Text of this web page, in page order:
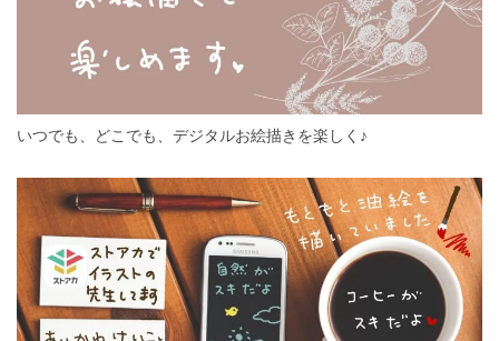
いつでも、どこでも、デジタルお絵描きを楽しく♪